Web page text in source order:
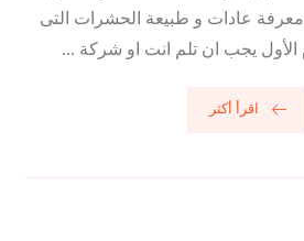
معرفة عادات و طبيعة الحشرات التى
الأول يجب ان تلم انت او شركة ...
اقرأ أكثر